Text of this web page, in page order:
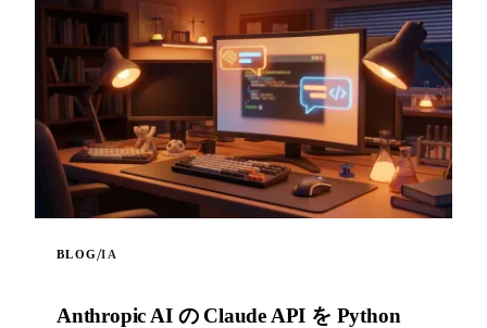
BLOG/IA
Anthropic AI の Claude API を Python